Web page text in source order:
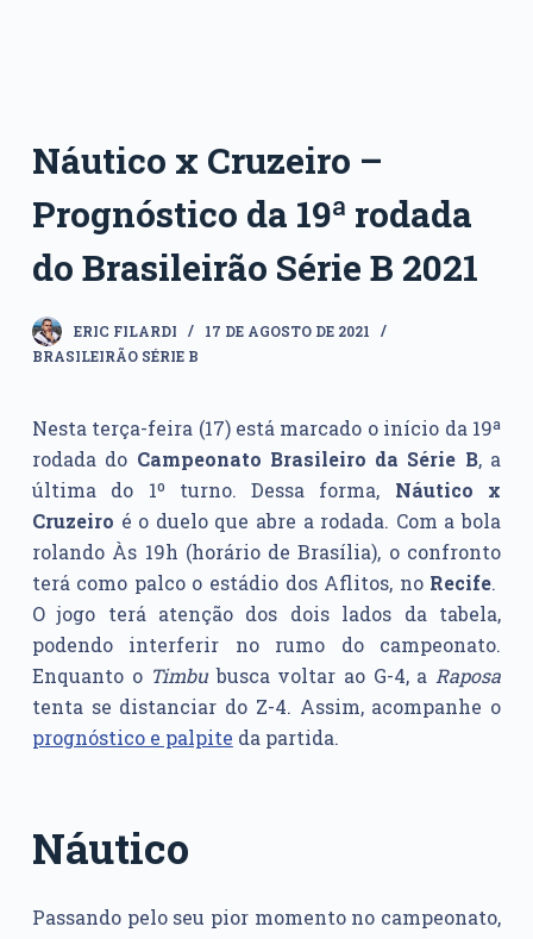
Náutico x Cruzeiro –
Prognóstico da 19ª rodada
do Brasileirão Série B 2021
ERIC FILARDI
17 DE AGOSTO DE 2021
BRASILEIRÃO SÉRIE B
Nesta terça-feira (17) está marcado o início da 19ª
rodada do Campeonato Brasileiro da Série B, a
última do 1º turno. Dessa forma, Náutico x
Cruzeiro é o duelo que abre a rodada. Com a bola
rolando Às 19h (horário de Brasília), o confronto
terá como palco o estádio dos Aflitos, no Recife.
O jogo terá atenção dos dois lados da tabela,
podendo interferir no rumo do campeonato.
Enquanto o Timbubusca voltar ao G-4, aRaposa
tenta se distanciar do Z-4. Assim, acompanhe o
prognóstico e palpite da partida.
Náutico
Passando pelo seu pior momento no campeonato,